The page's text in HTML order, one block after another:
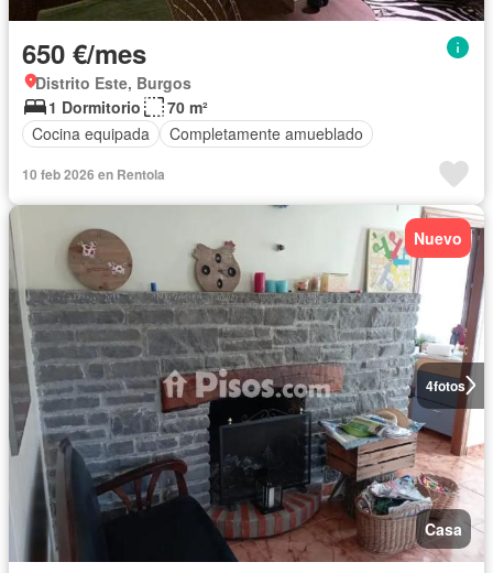
650 €/mes
Distrito Este, Burgos
1 Dormitorio
70 m²
Cocina equipada
Completamente amueblado
10 feb 2026 en Rentola
4fotos
Nuevo
Casa